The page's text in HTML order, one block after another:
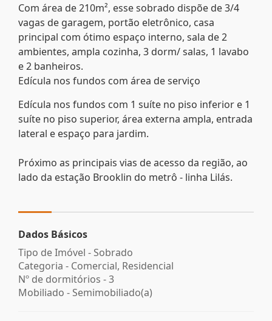
Com área de 210m², esse sobrado dispõe de 3/4
vagas de garagem, portão eletrônico, casa
principal com ótimo espaço interno, sala de 2
ambientes, ampla cozinha, 3 dorm/ salas, 1 lavabo
e 2 banheiros.
Edícula nos fundos com área de serviço
Edícula nos fundos com 1 suíte no piso inferior e 1
suíte no piso superior, área externa ampla, entrada
lateral e espaço para jardim.
Próximo as principais vias de acesso da região, ao
lado da estação Brooklin do metrô - linha Lilás.
Dados Básicos
Tipo de Imóvel - Sobrado
Categoria - Comercial, Residencial
Nº de dormitórios - 3
Mobiliado - Semimobiliado(a)